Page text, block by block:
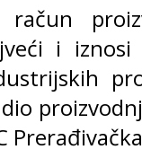
i iznosi